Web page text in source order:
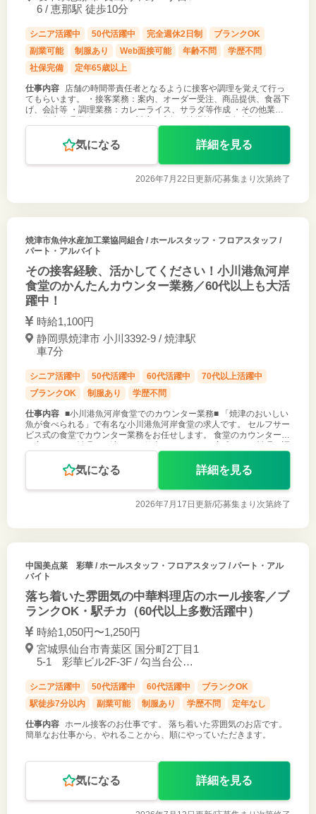
6 / 恵那駅 徒歩10分
シニア活躍中 50代活躍中 完全週休2日制
ブランクOK
副業可能
制服あり Web面接可能 年齢不問
学歴不問
社保完備
定年65歳以上
仕事内容
店舗の時間帯責任者となるように接客や調理を覚えて行っ
てもらいます。 ・接客業務：案内、オーダー受注、商品提供、食器下
げ、会計等 ・調理業務：カレーライス、サラダ等作成 ・その他業
気になる 詳細を見る
2026年7月22日更新/応募集まり次第終了
焼津市魚仲水産加工業協同組合/ ホールスタッフ・フロアスタッフ /
パート・アルバイト
その接客経験、活かしてください！小川港魚河岸
食堂のかんたんカウンター業務／60代以上も大活
躍中！
時給1,100円
静岡県焼津市 小川3392-9 / 焼津駅
車7分
シニア活躍中 50代活躍中 60代活躍中
70代以上活躍中
ブランクOK
制服あり 学歴不問
仕事内容 ■小川港魚河岸食堂でのカウンター業務■ 「焼津のおいしい
魚が食べられる」で有名な小川港魚河岸食堂の求人です。 セルフサー
ビス式の食堂でカウンター業務をお任せします。 食堂のカウンターで
気になる 詳細を見る
2026年7月17日更新/応募集まり次第終了
中国美点菜 彩華/ ホールスタッフ・フロアスタッフ / パート・アル
バイト
落ち着いた雰囲気の中華料理店のホール接客／ブ
ランクOK・駅チカ（60代以上多数活躍中）
時給1,050円〜1,250円
宮城県仙台市青葉区 国分町2丁目1
5-1 彩華ビル2F-3F / 勾当台公園
シニア活躍中 50代活躍中 60代活躍中
ブランクOK
駅徒歩7分以内
副業可能 制服あり 学歴不問 定年なし
仕事内容
ホール接客のお仕事です。 落ち着いた雰囲気のお店です。
簡単なお仕事から、やれることから、順にやっていただきます。
気になる 詳細を見る